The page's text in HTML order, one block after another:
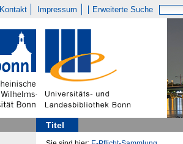
Kontakt Impressum Erweiterte Suche
Titel